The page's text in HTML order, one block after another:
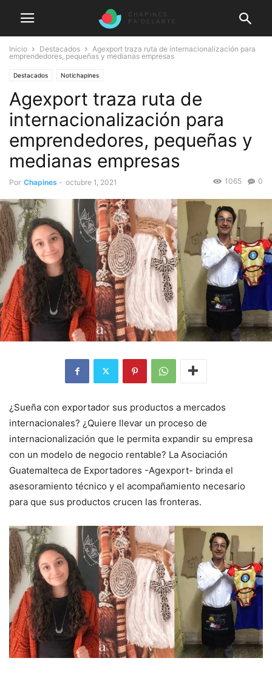
Inicio Destacados
Agexport traza ruta de internacionalización para
emprendedores, pequeñas y medianas empresas
Destacados Notichapines
Agexport traza ruta de
internacionalización para
emprendedores, pequeñas y
medianas empresas
Por Chapines - octubre 1, 2021 0
1065
¿Sueña con exportador sus productos a mercados
internacionales? ¿Quiere llevar un proceso de
internacionalización que le permita expandir su empresa
con un modelo de negocio rentable? La Asociación
Guatemalteca de Exportadores -Agexport- brinda el
asesoramiento técnico y el acompañamiento necesario
para que sus productos crucen las fronteras.